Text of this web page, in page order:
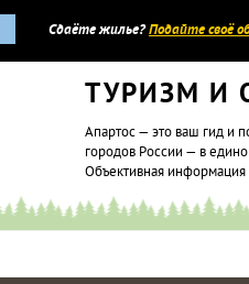
Сдаёте жилье?Подайте своё
ТУРИЗМ И
Апартос — это ваш гид и
городов России — в
Объективная